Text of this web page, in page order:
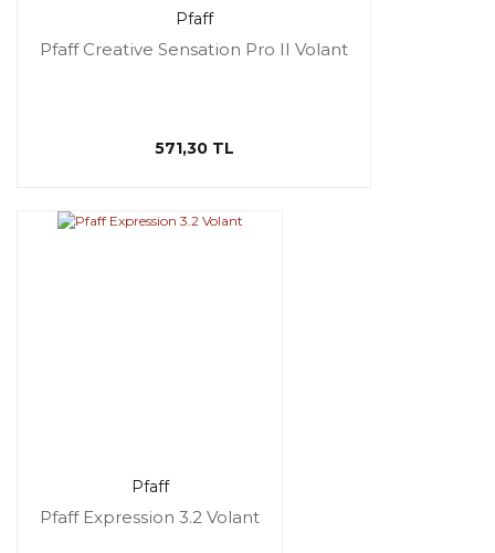
Pfaff
Pfaff Creative Sensation Pro II Volant
571,30 TL
Pfaff
Pfaff Expression 3.2 Volant